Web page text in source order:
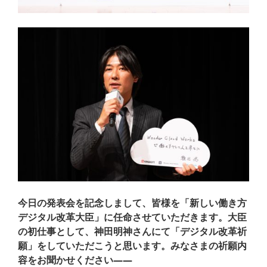
今日の発表会を記念しまして、皆様を「新しい働き方
デジタル改革大臣」に任命させていただきます。大臣
の初仕事として、神田明神さんにて「デジタル改革祈
願」をしていただこうと思います。みなさまの祈願内
容をお聞かせください——